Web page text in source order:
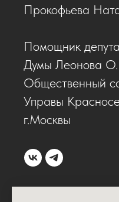
Прокофьева
Помощник
Думы Леонова
Общественный
Управы
г.Москвы